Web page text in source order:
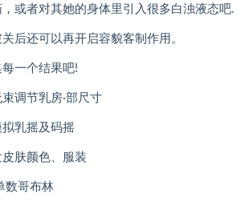
，或者对其她的身体里引入很多白浊液态吧.
后还可以再开启容貌客制作用。
一个结果吧!
调节乳房·部尺寸
拟乳摇及码摇
皮肤颜色、服装
数哥布林